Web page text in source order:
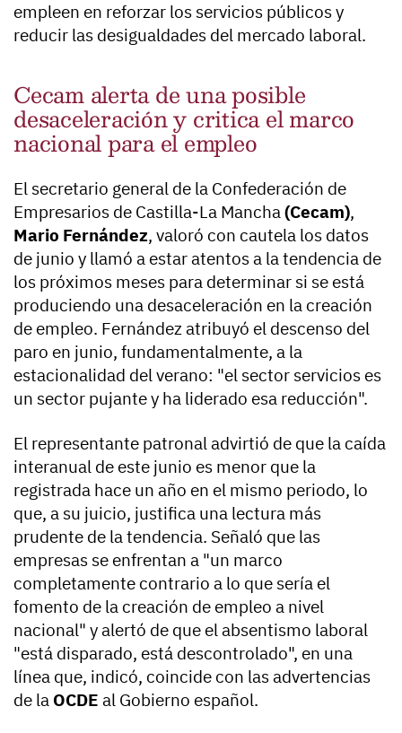
empleen en reforzar los servicios públicos y
reducir las desigualdades del mercado laboral.
Cecam alerta de una posible
desaceleración y critica el marco
nacional para el empleo
El secretario general de la Confederación de
Empresarios de Castilla-La Mancha(Cecam),
Mario Fernández, valoró con cautela los datos
de junio y llamó a estar atentos a la tendencia de
los próximos meses para determinar si se está
produciendo una desaceleración en la creación
de empleo. Fernández atribuyó el descenso del
paro en junio, fundamentalmente, a la
estacionalidad del verano: "el sector servicios es
un sector pujante y ha liderado esa reducción".
El representante patronal advirtió de que la caída
interanual de este junio es menor que la
registrada hace un año en el mismo periodo, lo
que, a su juicio, justifica una lectura más
prudente de la tendencia. Señaló que las
empresas se enfrentan a "un marco
completamente contrario a lo que sería el
fomento de la creación de empleo a nivel
nacional" y alertó de que el absentismo laboral
"está disparado, está descontrolado", en una
línea que, indicó, coincide con las advertencias
de la OCDE al Gobierno español.